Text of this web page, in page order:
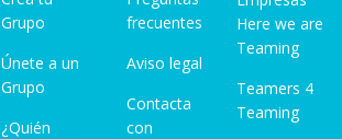
Grupo
Únete a un
Grupo
¿Quién
frecuentes
Aviso legal
Contacta
con
Here we are
Teaming
Teamers 4
Teaming